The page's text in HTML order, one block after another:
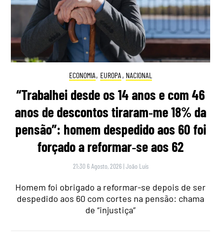
ECONOMIA, EUROPA , NACIONAL
“Trabalhei desde os 14 anos e com 46
anos de descontos tiraram‑me 18% da
pensão”: homem despedido aos 60 foi
forçado a reformar‑se aos 62
21:30 6 Agosto, 2026 |João Luís
Homem foi obrigado a reformar-se depois de ser
despedido aos 60 com cortes na pensão: chama
de “injustiça”